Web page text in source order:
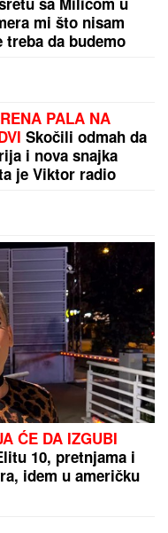
POSLOM
eksponira se javno:
Tompsonova
- evo šta je pričao
čuvam kao